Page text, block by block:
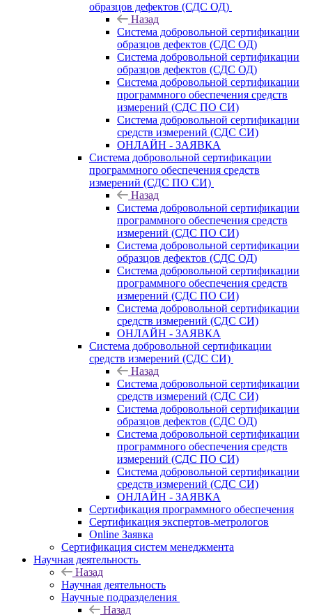
образцов дефектов (СДС ОД)
Назад
Система добровольной сертификации
образцов дефектов (СДС ОД)
Система добровольной сертификации
образцов дефектов (СДС ОД)
Система добровольной сертификации
программного обеспечения средств
измерений (СДС ПО СИ)
Система добровольной сертификации
средств измерений (СДС СИ)
ОНЛАЙН - ЗАЯВКА
Система добровольной сертификации
программного обеспечения средств
измерений (СДС ПО СИ)
Назад
Система добровольной сертификации
программного обеспечения средств
измерений (СДС ПО СИ)
Система добровольной сертификации
образцов дефектов (СДС ОД)
Система добровольной сертификации
программного обеспечения средств
измерений (СДС ПО СИ)
Система добровольной сертификации
средств измерений (СДС СИ)
ОНЛАЙН - ЗАЯВКА
Система добровольной сертификации
средств измерений (СДС СИ)
Назад
Система добровольной сертификации
средств измерений (СДС СИ)
Система добровольной сертификации
образцов дефектов (СДС ОД)
Система добровольной сертификации
программного обеспечения средств
измерений (СДС ПО СИ)
Система добровольной сертификации
средств измерений (СДС СИ)
ОНЛАЙН - ЗАЯВКА
Сертификация программного обеспечения
Сертификация экспертов-метрологов
Online Заявка
Сертификация систем менеджмента
Научная деятельность
Назад
Научная деятельность
Научные подразделения
Назад